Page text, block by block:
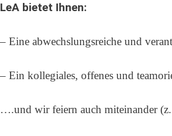
LeA bietet Ihnen:
– Eine abwechslungsreiche und
– Ein kollegiales, offenes und
….und wir feiern auch miteinander